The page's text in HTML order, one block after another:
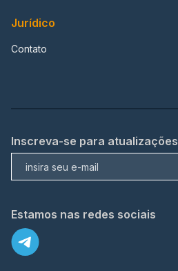
Jurídico
Contato
Inscreva-se para atualizações
Estamos nas redes sociais